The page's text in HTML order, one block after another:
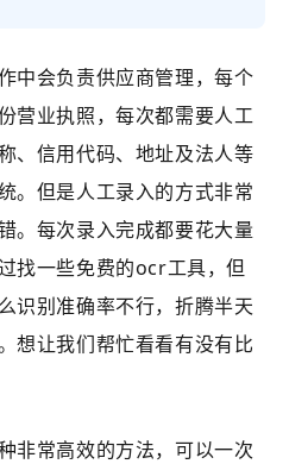
中会负责供应商管理，每个
营业执照，每次都需要人工
、信用代码、地址及法人等
。但是人工录入的方式非常
。每次录入完成都要花大量
找一些免费的ocr工具，但
识别准确率不行，折腾半天
想让我们帮忙看看有没有比
非常高效的方法，可以一次